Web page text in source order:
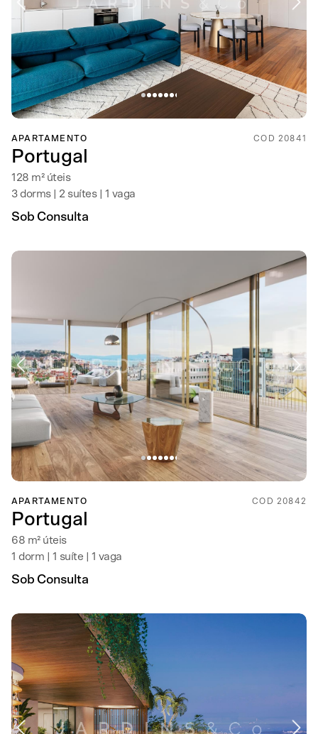
APARTAMENTO COD 20841
Portugal
128 m² úteis
3 dorms | 2 suítes | 1 vaga
Sob Consulta
APARTAMENTO COD 20842
Portugal
68 m² úteis
1 dorm | 1 suíte | 1 vaga
Sob Consulta